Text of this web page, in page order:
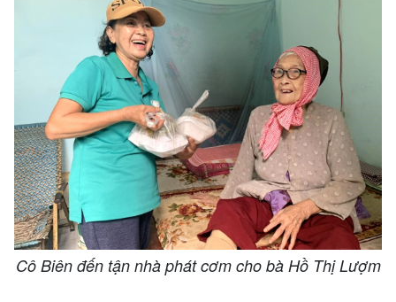
Cô Biên đến tận nhà phát cơm cho bà Hồ Thị Lượm